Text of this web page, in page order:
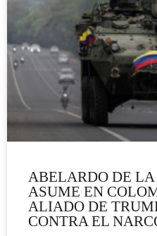
ABELARDO DE
ASUME EN
ALIADO DE
CONTRA EL